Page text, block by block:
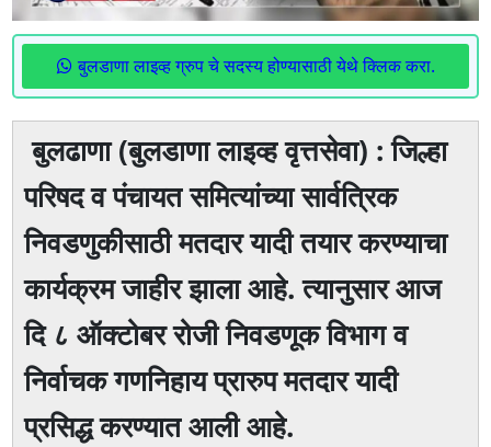
बुलडाणा लाइव्ह ग्रुप चे सदस्य होण्यासाठी येथे क्लिक करा.
बुलढाणा (बुलडाणा लाइव्ह वृत्तसेवा) : जिल्हा
परिषद व पंचायत समित्यांच्या सार्वत्रिक
निवडणुकीसाठी मतदार यादी तयार करण्याचा
कार्यक्रम जाहीर झाला आहे. त्यानुसार आज
दि ८ ऑक्टोबर रोजी निवडणूक विभाग व
निर्वाचक गणनिहाय प्रारुप मतदार यादी
प्रसिद्ध करण्यात आली आहे.